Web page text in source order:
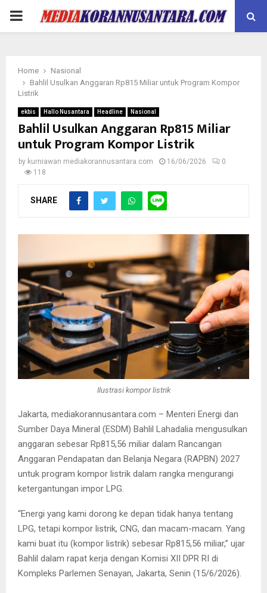
PRIMARY
Home
Nasional
Bahlil Usulkan Anggaran Rp815 Miliar untuk Program Kompor
Listrik
ekbis Hallo Nusantara Headline Nasional
Bahlil Usulkan Anggaran Rp815 Miliar
untuk Program Kompor Listrik
by kurniawan mediakorannusantara.com 16/06/2026
0
118
SHARE
Ilustrasi kompor listrik
Jakarta, mediakorannusantara.com – Menteri Energi dan
Sumber Daya Mineral (ESDM) Bahlil Lahadalia mengusulkan
anggaran sebesar Rp815,56 miliar dalam Rancangan
Anggaran Pendapatan dan Belanja Negara (RAPBN) 2027
untuk program kompor listrik dalam rangka mengurangi
ketergantungan impor LPG.
“Energi yang kami dorong ke depan tidak hanya tentang
LPG, tetapi kompor listrik, CNG, dan macam-macam. Yang
kami buat itu (kompor listrik) sebesar Rp815,56 miliar,” ujar
Bahlil dalam rapat kerja dengan Komisi XII DPR RI di
Kompleks Parlemen Senayan, Jakarta, Senin (15/6/2026).